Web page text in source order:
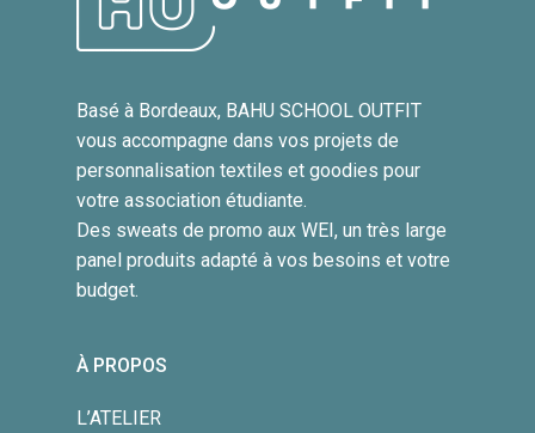
Basé à Bordeaux, BAHU SCHOOL OUTFIT
vous accompagne dans vos projets de
personnalisation textiles et goodies pour
votre association étudiante.
Des sweats de promo aux WEI, un très large
panel produits adapté à vos besoins et votre
budget.
À PROPOS
L’ATELIER